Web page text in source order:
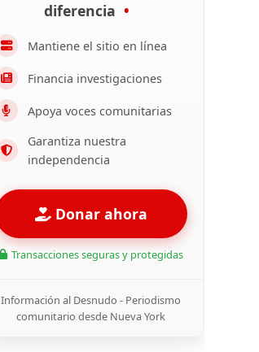
diferencia
Mantiene el sitio en línea
Financia investigaciones
Apoya voces comunitarias
Garantiza nuestra
independencia
Donar ahora
Transacciones seguras y protegidas
Información al Desnudo - Periodismo
comunitario desde Nueva York